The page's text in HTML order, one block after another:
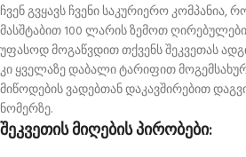
ჩვენ გვყავს ჩვენი საკურიერო
მასშტაბით 100 ლარის ზემოთ
უფასოდ მოგაწვდით თქვენს შეკვეთას
კი ყველაზე დაბალი ტარიფით
მიწოდების ვადებთან დაკავშირებით
ნომერზე.
შეკვეთის მიღების პირობები: